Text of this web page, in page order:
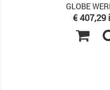
GLOBE
Prijs
€ 407,29